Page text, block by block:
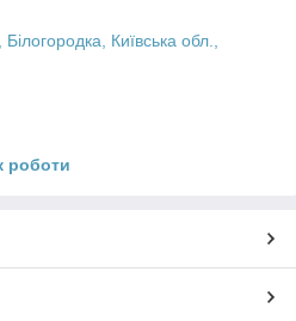
Київська обл.,
роботи